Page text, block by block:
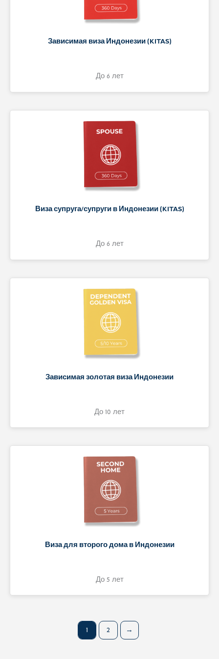
Зависимая виза Индонезии (KITAS)
До 6 лет
Виза супруга/супруги в Индонезии (KITAS)
До 6 лет
Зависимая золотая виза Индонезии
До 10 лет
Виза для второго дома в Индонезии
До 5 лет
1 2 →